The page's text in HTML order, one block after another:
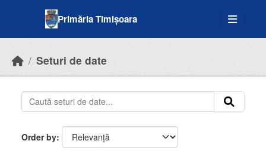
Primăria Timișoara
Seturi de date
Order by